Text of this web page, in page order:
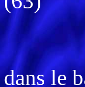
Fête
dans le